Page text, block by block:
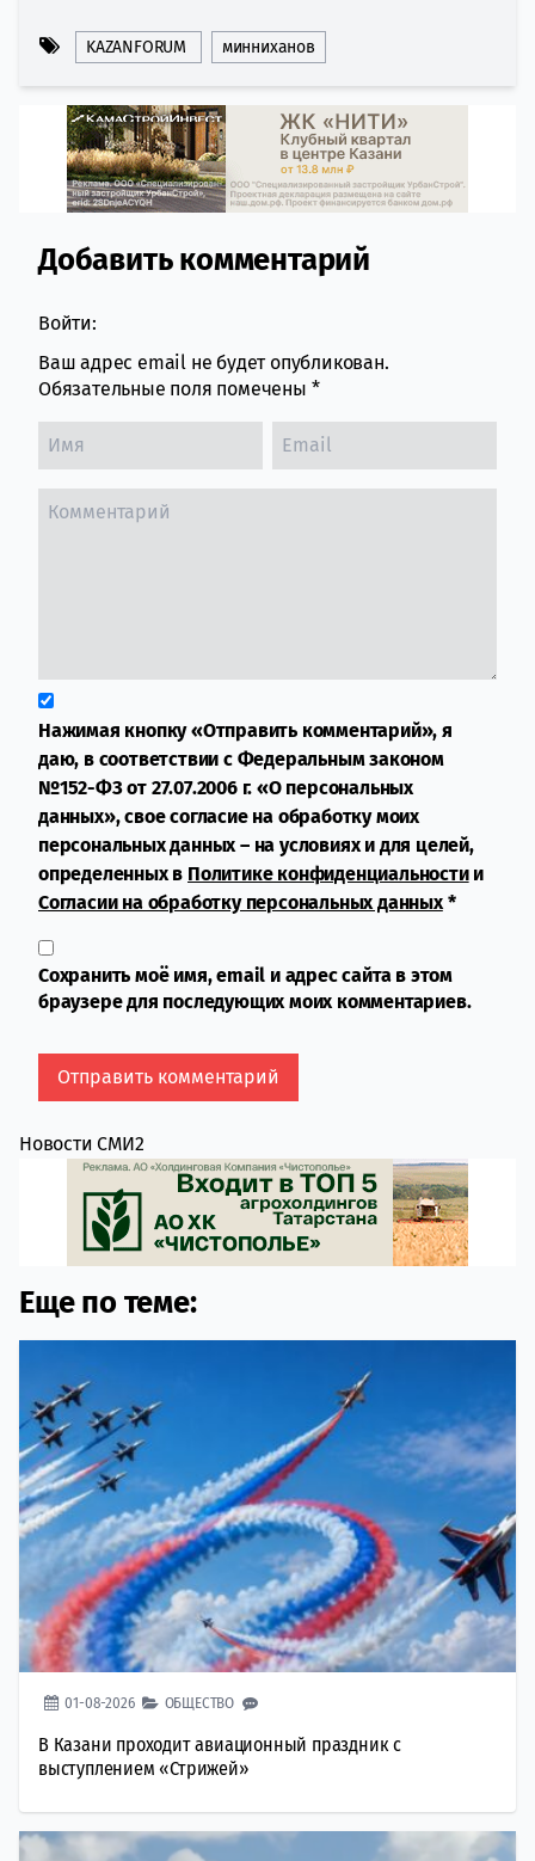
KAZANFORUM минниханов
Comment section
Добавить комментарий
Войти:
Ваш адрес email не будет опубликован.
Обязательные поля помечены *
Нажимая кнопку «Отправить комментарий», я
даю, в соответствии с Федеральным законом
№152-ФЗ от 27.07.2006 г. «О персональных
данных», свое согласие на обработку моих
персональных данных – на условиях и для целей,
определенных в Политике конфиденциальностии
Согласии на обработку персональных данных*
Сохранить моё имя, email и адрес сайта в этом
браузере для последующих моих комментариев.
Новости СМИ2
Еще по теме:
01-08-2026 ОБЩЕСТВО
В Казани проходит авиационный праздник с
выступлением «Стрижей»